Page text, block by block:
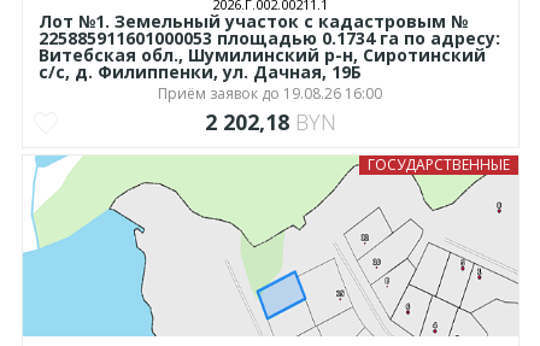
2026.Г.002.00211.1
Лот №1. Земельный участок с кадастровым №
225885911601000053 площадью 0.1734 га по адресу:
Витебская обл., Шумилинский р-н, Сиротинский
с/с, д. Филиппенки, ул. Дачная, 19Б
Приём заявок до 19.08.26 16:00
2 202,18 BYN
ГОСУДАРСТВЕННЫЕ